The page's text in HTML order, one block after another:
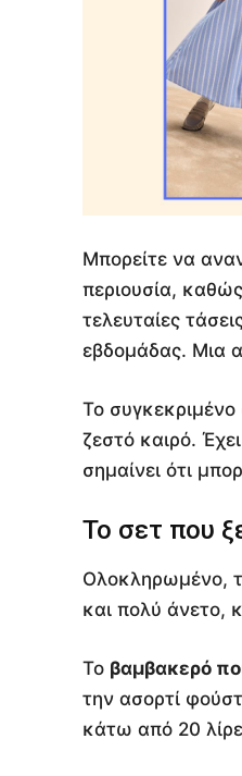
Μπορείτε να
περιουσία,
τελευταίες
εβδομάδας. Μια
Το
ζεστό καιρό.
σημαίνει ότι
Το σετ που
Ολοκληρωμένο,
και πολύ άνετο,
Το βαμβακερό
την ασορτί
κάτω από 20